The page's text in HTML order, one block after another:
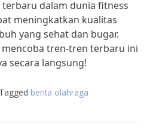
dalam dunia fitness
meningkatkan kualitas
yang sehat dan bugar.
tren-tren terbaru ini
secara langsung!
Tagged berita olahraga